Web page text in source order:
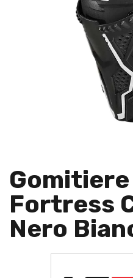
Fortress
Nero